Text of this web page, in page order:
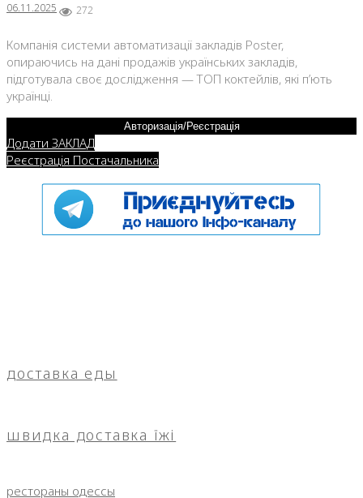
06.11.2025 272
Компанія системи автоматизації закладів Poster,
опираючись на дані продажів українських закладів,
підготувала своє дослідження — ТОП коктейлів, які п’ють
українці.
Авторизація/Реєстрація
Додати ЗАКЛАД
Реєстрація Постачальника
доставка еды
швидка доставка їжі
рестораны одессы